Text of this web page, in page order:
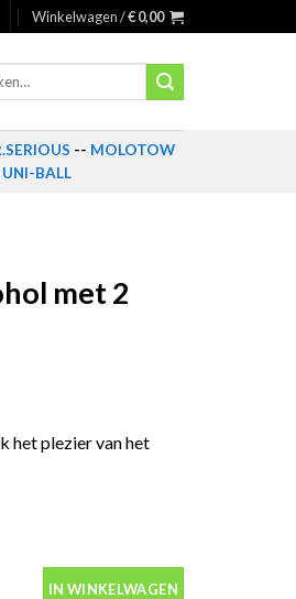
Winkelwagen /€0,00
-- MOLOTOW
UNI-BALL
met 2
het plezier van het
IN WINKELWAGEN